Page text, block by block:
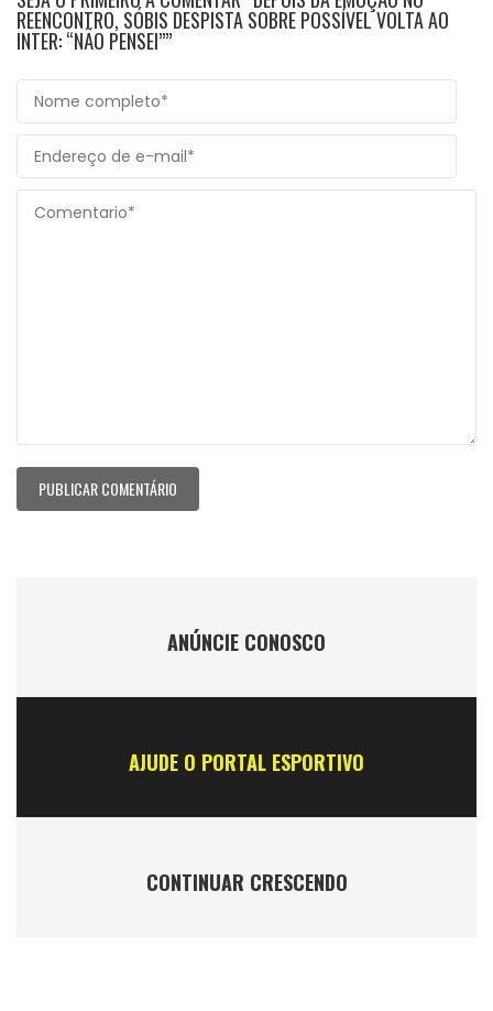
REENCONTRO, SÓBIS DESPISTA SOBRE POSSÍVEL VOLTA AO
INTER: “NÃO PENSEI””
ANÚNCIE CONOSCO
AJUDE O PORTAL ESPORTIVO
CONTINUAR CRESCENDO